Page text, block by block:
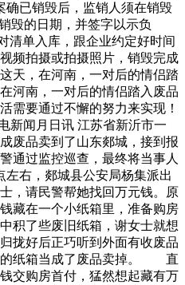
已销毁后，监销人须在销毁
毁的日期，并签字以示负
清单入库，跟企业约定好时间
频拍摄或拍摄照片，销毁完成
天，在河南，一对后的情侣踏
河南，一对后的情侣踏入废品
需要通过不懈的努力来实现！
新闻月日讯 江苏省新沂市一
废品卖到了山东郯城，接到报
通过监控巡查，最终将当事人
右，郯城县公安局杨集派出
，请民警帮她找回万元钱。原
藏在一个小纸箱里，准备购房
积了些废旧纸箱，谢女士就想
拢好后正巧听到外面有收废品
的纸箱当成了废品卖掉。 直
交购房首付，猛然想起藏有万